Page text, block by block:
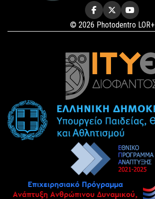
© 2026 Photodentro LOR+